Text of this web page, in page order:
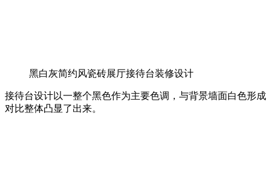
黑白灰简约风瓷砖展厅接待台装修设计
接待台设计以一整个黑色作为主要色调，与背景墙面白色形成
对比整体凸显了出来。